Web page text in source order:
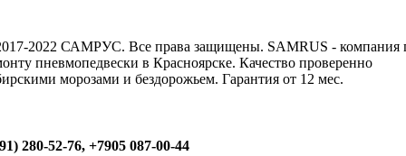
2022 САМРУС. Все права защищены. SAMRUS - компания
пневмопедвески в Красноярске. Качество проверенно
морозами и бездорожьем. Гарантия от 12 мес.
280-52-76, +7905 087-00-44